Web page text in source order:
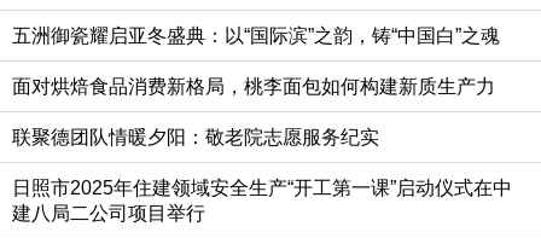
五洲御瓷耀启亚冬盛典：以“国际滨”之韵，铸“中国白”之魂
面对烘焙食品消费新格局，桃李面包如何构建新质生产力
联聚德团队情暖夕阳：敬老院志愿服务纪实
日照市2025年住建领域安全生产“开工第一课”启动仪式在中
建八局二公司项目举行